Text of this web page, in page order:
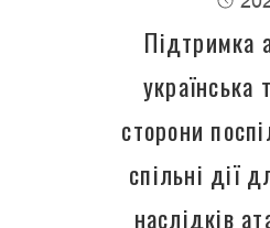
Підтримка
українська
сторони
спільні дії
наслідків